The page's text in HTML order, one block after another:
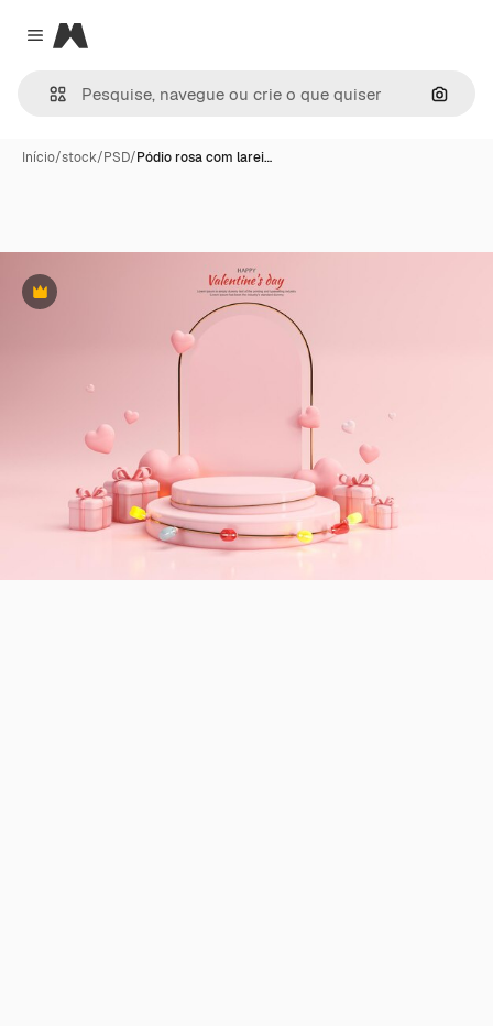
Close menu
Magnific
Início/stock/PSD/Pódio rosa com larei…
Premium